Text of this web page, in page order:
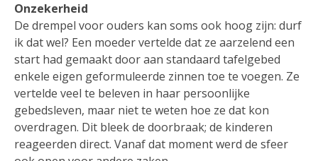
Onzekerheid
De drempel voor ouders kan soms ook hoog zijn: durf
ik dat wel? Een moeder vertelde dat ze aarzelend een
start had gemaakt door aan standaard tafelgebed
enkele eigen geformuleerde zinnen toe te voegen. Ze
vertelde veel te beleven in haar persoonlijke
gebedsleven, maar niet te weten hoe ze dat kon
overdragen. Dit bleek de doorbraak; de kinderen
reageerden direct. Vanaf dat moment werd de sfeer